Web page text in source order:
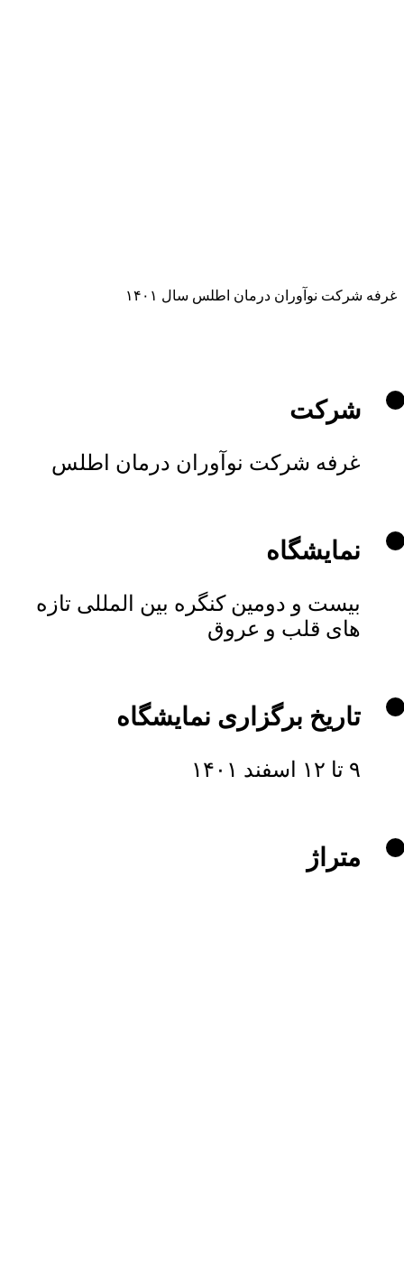
غرفه شرکت نوآوران درمان اطلس سال ۱۴۰۱
شرکت
غرفه شرکت نوآوران درمان اطلس
نمایشگاه
بیست و دومین کنگره بین المللی تازه
های قلب و عروق
تاریخ برگزاری نمایشگاه
۹ تا ۱۲ اسفند ۱۴۰۱
متراژ